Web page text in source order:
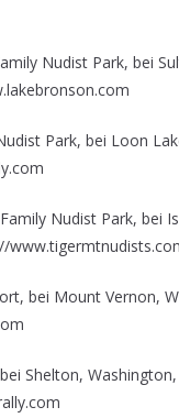
Nudist Park, bei
Park, bei Loon
Nudist Park, bei
bei Mount Vernon,
Shelton, Washington,